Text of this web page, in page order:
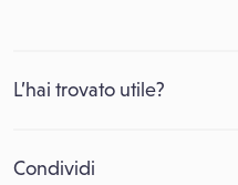
L’hai trovato utile?
Condividi